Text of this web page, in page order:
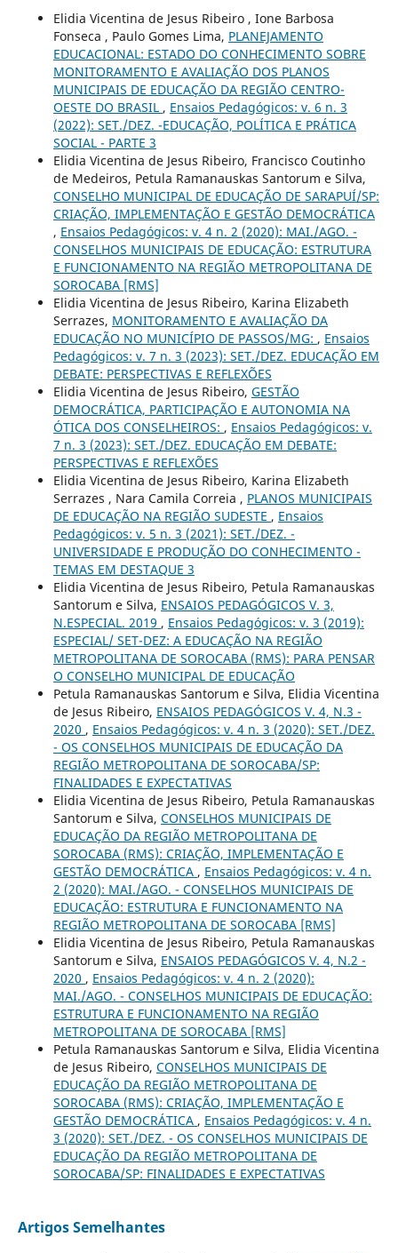
Elidia Vicentina de Jesus Ribeiro , Ione Barbosa
Fonseca , Paulo Gomes Lima, PLANEJAMENTO
EDUCACIONAL: ESTADO DO CONHECIMENTO SOBRE
MONITORAMENTO E AVALIAÇÃO DOS PLANOS
MUNICIPAIS DE EDUCAÇÃO DA REGIÃO CENTRO-
OESTE DO BRASIL , Ensaios Pedagógicos: v. 6 n. 3
(2022): SET./DEZ. -EDUCAÇÃO, POLÍTICA E PRÁTICA
SOCIAL - PARTE 3
Elidia Vicentina de Jesus Ribeiro, Francisco Coutinho
de Medeiros, Petula Ramanauskas Santorum e Silva,
CONSELHO MUNICIPAL DE EDUCAÇÃO DE SARAPUÍ/SP:
CRIAÇÃO, IMPLEMENTAÇÃO E GESTÃO DEMOCRÁTICA
, Ensaios Pedagógicos: v. 4 n. 2 (2020): MAI./AGO. -
CONSELHOS MUNICIPAIS DE EDUCAÇÃO: ESTRUTURA
E FUNCIONAMENTO NA REGIÃO METROPOLITANA DE
SOROCABA [RMS]
Elidia Vicentina de Jesus Ribeiro, Karina Elizabeth
Serrazes, MONITORAMENTO E AVALIAÇÃO DA
EDUCAÇÃO NO MUNICÍPIO DE PASSOS/MG: , Ensaios
Pedagógicos: v. 7 n. 3 (2023): SET./DEZ. EDUCAÇÃO EM
DEBATE: PERSPECTIVAS E REFLEXÕES
Elidia Vicentina de Jesus Ribeiro, GESTÃO
DEMOCRÁTICA, PARTICIPAÇÃO E AUTONOMIA NA
ÓTICA DOS CONSELHEIROS: , Ensaios Pedagógicos: v.
7 n. 3 (2023): SET./DEZ. EDUCAÇÃO EM DEBATE:
PERSPECTIVAS E REFLEXÕES
Elidia Vicentina de Jesus Ribeiro, Karina Elizabeth
Serrazes , Nara Camila Correia , PLANOS MUNICIPAIS
DE EDUCAÇÃO NA REGIÃO SUDESTE , Ensaios
Pedagógicos: v. 5 n. 3 (2021): SET./DEZ. -
UNIVERSIDADE E PRODUÇÃO DO CONHECIMENTO -
TEMAS EM DESTAQUE 3
Elidia Vicentina de Jesus Ribeiro, Petula Ramanauskas
Santorum e Silva, ENSAIOS PEDAGÓGICOS V. 3,
N.ESPECIAL. 2019 , Ensaios Pedagógicos: v. 3 (2019):
ESPECIAL/ SET-DEZ: A EDUCAÇÃO NA REGIÃO
METROPOLITANA DE SOROCABA (RMS): PARA PENSAR
O CONSELHO MUNICIPAL DE EDUCAÇÃO
Petula Ramanauskas Santorum e Silva, Elidia Vicentina
de Jesus Ribeiro, ENSAIOS PEDAGÓGICOS V. 4, N.3 -
2020 , Ensaios Pedagógicos: v. 4 n. 3 (2020): SET./DEZ.
- OS CONSELHOS MUNICIPAIS DE EDUCAÇÃO DA
REGIÃO METROPOLITANA DE SOROCABA/SP:
FINALIDADES E EXPECTATIVAS
Elidia Vicentina de Jesus Ribeiro, Petula Ramanauskas
Santorum e Silva, CONSELHOS MUNICIPAIS DE
EDUCAÇÃO DA REGIÃO METROPOLITANA DE
SOROCABA (RMS): CRIAÇÃO, IMPLEMENTAÇÃO E
GESTÃO DEMOCRÁTICA , Ensaios Pedagógicos: v. 4 n.
2 (2020): MAI./AGO. - CONSELHOS MUNICIPAIS DE
EDUCAÇÃO: ESTRUTURA E FUNCIONAMENTO NA
REGIÃO METROPOLITANA DE SOROCABA [RMS]
Elidia Vicentina de Jesus Ribeiro, Petula Ramanauskas
Santorum e Silva, ENSAIOS PEDAGÓGICOS V. 4, N.2 -
2020 , Ensaios Pedagógicos: v. 4 n. 2 (2020):
MAI./AGO. - CONSELHOS MUNICIPAIS DE EDUCAÇÃO:
ESTRUTURA E FUNCIONAMENTO NA REGIÃO
METROPOLITANA DE SOROCABA [RMS]
Petula Ramanauskas Santorum e Silva, Elidia Vicentina
de Jesus Ribeiro, CONSELHOS MUNICIPAIS DE
EDUCAÇÃO DA REGIÃO METROPOLITANA DE
SOROCABA (RMS): CRIAÇÃO, IMPLEMENTAÇÃO E
GESTÃO DEMOCRÁTICA , Ensaios Pedagógicos: v. 4 n.
3 (2020): SET./DEZ. - OS CONSELHOS MUNICIPAIS DE
EDUCAÇÃO DA REGIÃO METROPOLITANA DE
SOROCABA/SP: FINALIDADES E EXPECTATIVAS
Artigos Semelhantes